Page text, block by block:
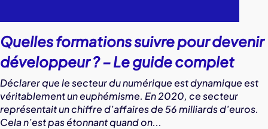
Quelles formations suivre pour devenir
développeur ? – Le guide complet
Déclarer que le secteur du numérique est dynamique est
véritablement un euphémisme. En 2020, ce secteur
représentait un chiffre d’affaires de 56 milliards d’euros.
Cela n’est pas étonnant quand on...